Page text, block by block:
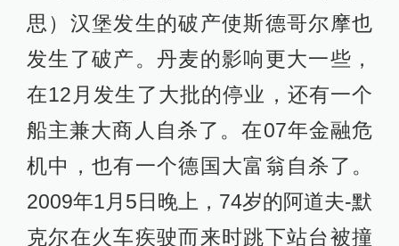
思）汉堡发生的破产使斯德哥尔摩也
发生了破产。丹麦的影响更大一些，
在12月发生了大批的停业，还有一个
船主兼大商人自杀了。在07年金融危
机中，也有一个德国大富翁自杀了。
2009年1月5日晚上，74岁的阿道夫-默
克尔在火车疾驶而来时跳下站台被撞